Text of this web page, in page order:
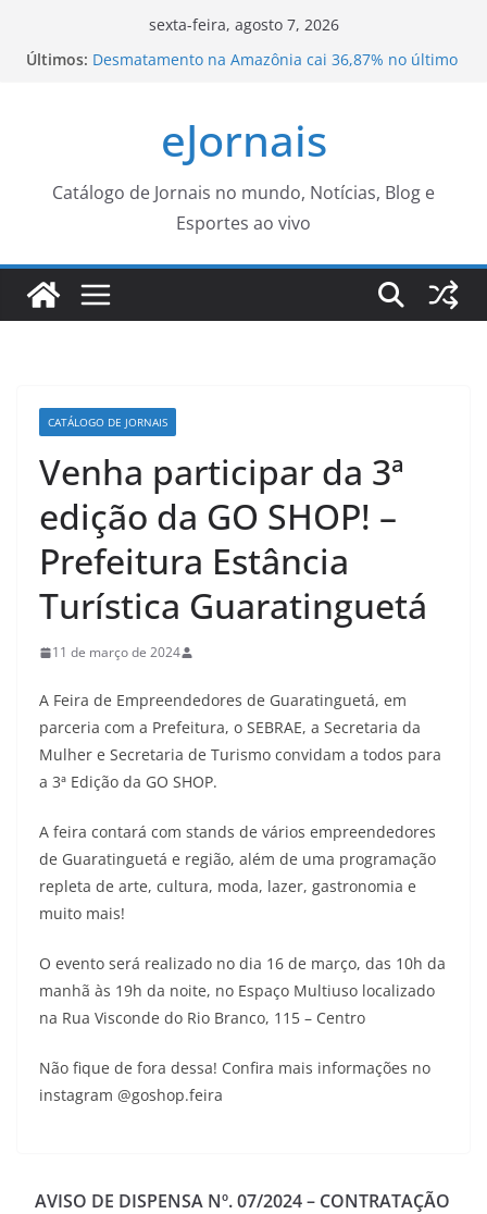
sexta-feira, agosto 7, 2026
Últimos: Desmatamento na Amazônia cai 36,87% no último
decisão pode acontecer
Fundação Campeões do Amanhã amplia
experiências e leva time sub-14 de futebol para
amistoso em Natal
Prefeitura de Nova Iguaçu instala Gabinete de
Crise e reforça ações preventivas diante da
OAB/DF lança “violentômetro” sobre estágios da
agressão a mulheres
eJornais
Catálogo de Jornais no mundo, Notícias, Blog e
Esportes ao vivo
CATÁLOGO DE JORNAIS
Venha participar da 3ª
edição da GO SHOP! –
Prefeitura Estância
Turística Guaratinguetá
11 de março de 2024
A Feira de Empreendedores de Guaratinguetá, em
parceria com a Prefeitura, o SEBRAE, a Secretaria da
Mulher e Secretaria de Turismo convidam a todos para
a 3ª Edição da GO SHOP.
A feira contará com stands de vários empreendedores
de Guaratinguetá e região, além de uma programação
repleta de arte, cultura, moda, lazer, gastronomia e
muito mais!
O evento será realizado no dia 16 de março, das 10h da
manhã às 19h da noite, no Espaço Multiuso localizado
na Rua Visconde do Rio Branco, 115 – Centro
Não fique de fora dessa! Confira mais informações no
instagram @goshop.feira
AVISO DE DISPENSA Nº. 07/2024 – CONTRATAÇÃO